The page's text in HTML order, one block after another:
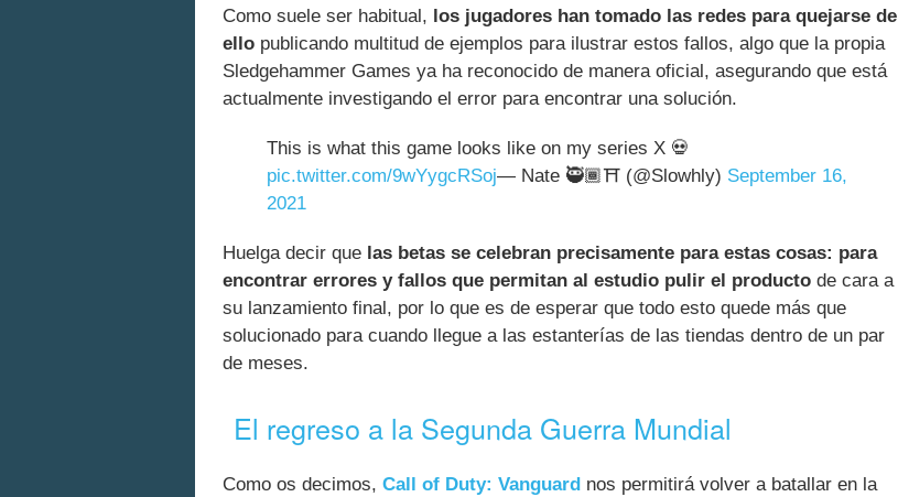
Como suele ser habitual, los jugadores han tomado las redes para quejarse de
ello publicando multitud de ejemplos para ilustrar estos fallos, algo que la propia
Sledgehammer Games ya ha reconocido de manera oficial, asegurando que está
actualmente investigando el error para encontrar una solución.
This is what this game looks like on my series X 💀
pic.twitter.com/9wYygcRSoj— Nate 🥷🏾⛩ (@Slowhly) September 16,
2021
Huelga decir que las betas se celebran precisamente para estas cosas: para
encontrar errores y fallos que permitan al estudio pulir el producto de cara a
su lanzamiento final, por lo que es de esperar que todo esto quede más que
solucionado para cuando llegue a las estanterías de las tiendas dentro de un par
de meses.
El regreso a la Segunda Guerra Mundial
Como os decimos, Call of Duty: Vanguard nos permitirá volver a batallar en la